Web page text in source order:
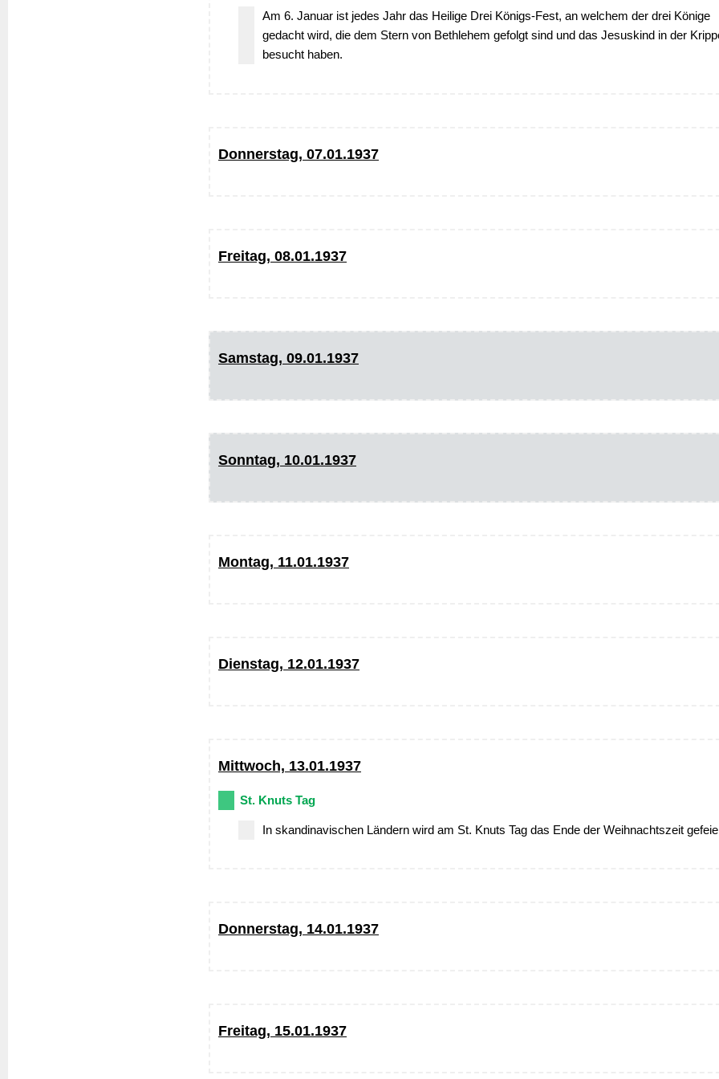
Am 6. Januar ist jedes Jahr das Heilige Drei Königs-Fest, an welchem der drei Könige
gedacht wird, die dem Stern von Bethlehem gefolgt sind und das Jesuskind in der
besucht haben.
Donnerstag, 07.01.1937
Freitag, 08.01.1937
Samstag, 09.01.1937
Sonntag, 10.01.1937
Montag, 11.01.1937
Dienstag, 12.01.1937
Mittwoch, 13.01.1937
St. Knuts Tag
In skandinavischen Ländern wird am St. Knuts Tag das Ende der Weihnachtszeit
Donnerstag, 14.01.1937
Freitag, 15.01.1937